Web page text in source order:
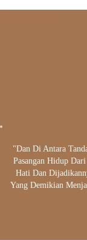
"Dan Di Antara
Pasangan Hidup
Hati Dan
Yang Demikian